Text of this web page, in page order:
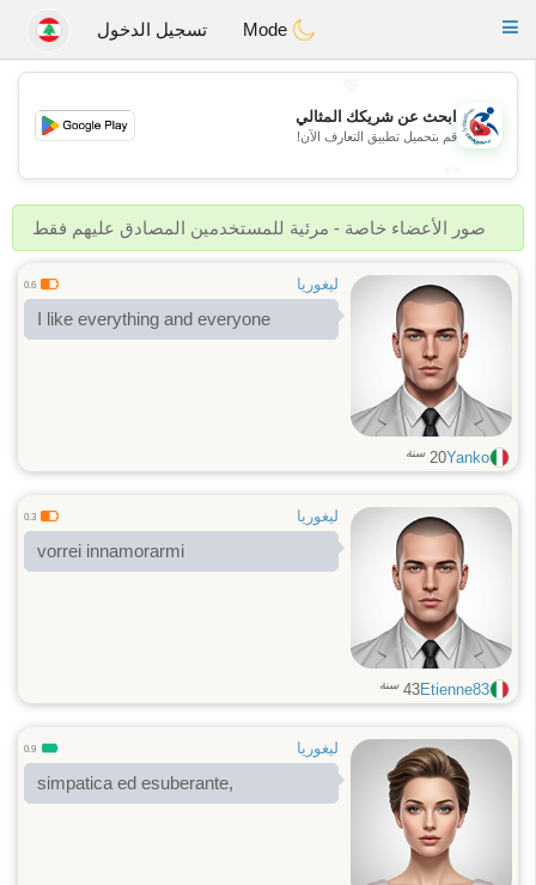
Handi Space
Toggle
تسجيل الدخول
💖
💕
ابحث عن شريكك المثالي
قم بتحميل تطبيق التعارف الآن!
صور الأعضاء خاصة - مرئية للمستخدمين المصادق عليهم فقط
ليغوريا 0.6
I like everything and everyone
Yanko
20 سنة
ليغوريا 0.3
vorrei innamorarmi
Etienne83
43 سنة
ليغوريا 0.9
simpatica ed esuberante,